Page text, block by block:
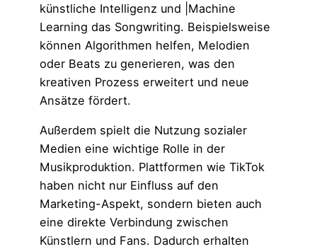
künstliche Intelligenz und |Machine
Learning das Songwriting. Beispielsweise
können Algorithmen helfen, Melodien
oder Beats zu generieren, was den
kreativen Prozess erweitert und neue
Ansätze fördert.
Außerdem spielt die Nutzung sozialer
Medien eine wichtige Rolle in der
Musikproduktion. Plattformen wie TikTok
haben nicht nur Einfluss auf den
Marketing-Aspekt, sondern bieten auch
eine direkte Verbindung zwischen
Künstlern und Fans. Dadurch erhalten